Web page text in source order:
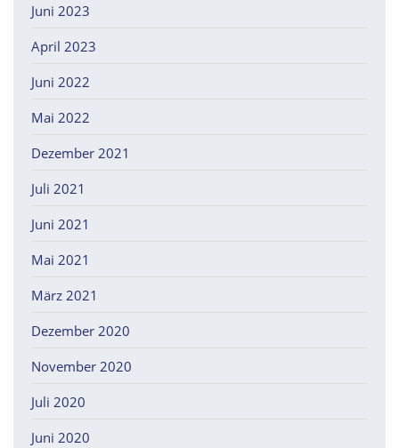
Juni 2023
April 2023
Juni 2022
Mai 2022
Dezember 2021
Juli 2021
Juni 2021
Mai 2021
März 2021
Dezember 2020
November 2020
Juli 2020
Juni 2020